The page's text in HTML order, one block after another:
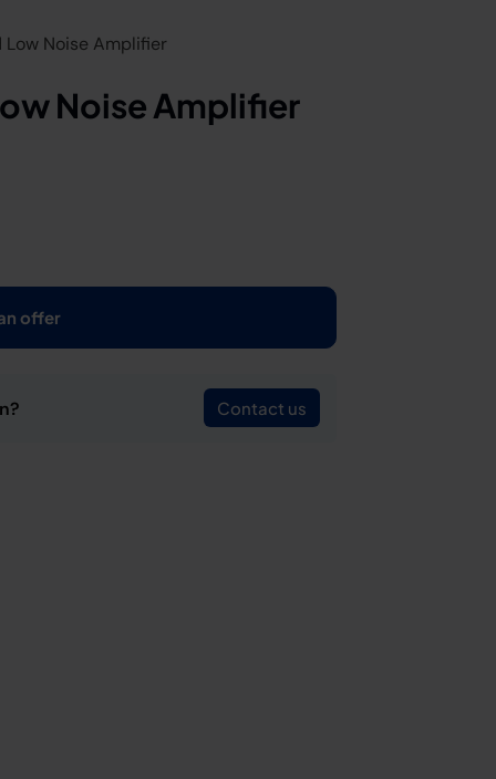
Noise Amplifier
Noise Amplifier
offer
Contact us